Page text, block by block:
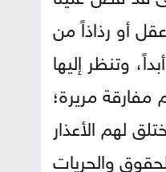
أو رذاذاً من
وتنظر إليها
مريرة؛
لهم الأعذار
والحريات